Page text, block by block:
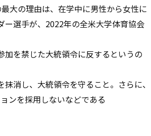
大の理由は、在学中に男性から女性に
選手が、2022年の全米大学体育協会
を禁じた大統領令に反するというの
消し、大統領令を守ること。さらに、
ンを採用しないなどである